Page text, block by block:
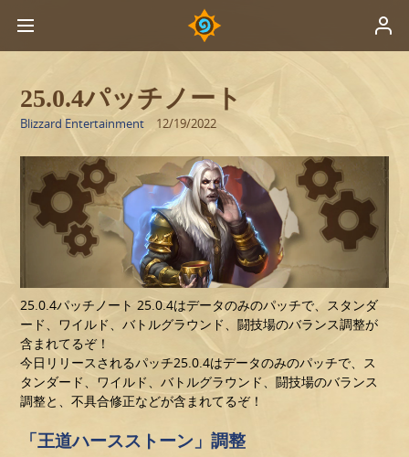
25.0.4パッチノート
Blizzard Entertainment 12/19/2022
25.0.4パッチノート 25.0.4はデータのみのパッチで、スタンダ
ード、ワイルド、バトルグラウンド、闘技場のバランス調整が
含まれてるぞ！
今日リリースされるパッチ25.0.4はデータのみのパッチで、ス
タンダード、ワイルド、バトルグラウンド、闘技場のバランス
調整と、不具合修正などが含まれてるぞ！
「王道ハースストーン」調整